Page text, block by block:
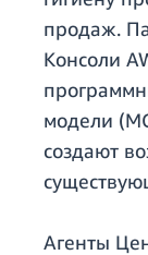
продаж.
Консоли
модели
создают
Агенты